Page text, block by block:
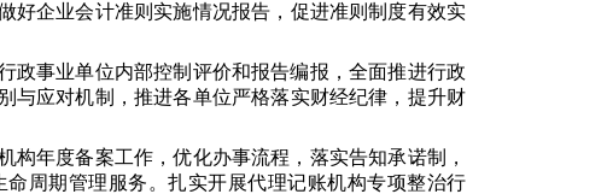
好企业会计准则实施情况报告，促进准则制度有效实
政事业单位内部控制评价和报告编报，全面推进行政
与应对机制，推进各单位严格落实财经纪律，提升财
构年度备案工作，优化办事流程，落实告知承诺制，
周期管理服务。扎实开展代理记账机构专项整治行